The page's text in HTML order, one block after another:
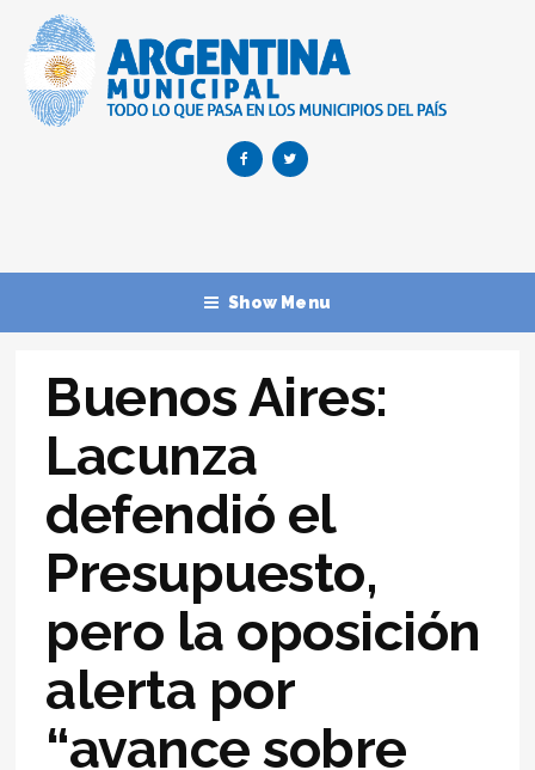
Show Menu
Buenos Aires:
Lacunza
defendió el
Presupuesto,
pero la oposición
alerta por
“avance sobre